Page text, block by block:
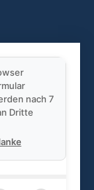
nach 7
Dritte